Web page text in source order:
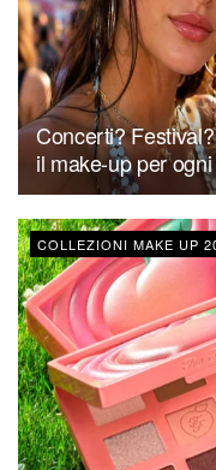
Concerti?
il make-up per
COLLEZIONI MAKE UP